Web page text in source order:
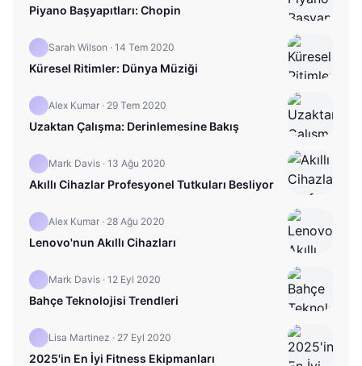
Piyano Başyapıtları: Chopin
Sarah Wilson · 14 Tem 2020
Küresel Ritimler: Dünya Müziği
Alex Kumar · 29 Tem 2020
Uzaktan Çalışma: Derinlemesine Bakış
Mark Davis · 13 Ağu 2020
Akıllı Cihazlar Profesyonel Tutkuları Besliyor
Alex Kumar · 28 Ağu 2020
Lenovo'nun Akıllı Cihazları
Mark Davis · 12 Eyl 2020
Bahçe Teknolojisi Trendleri
Lisa Martinez · 27 Eyl 2020
2025'in En İyi Fitness Ekipmanları